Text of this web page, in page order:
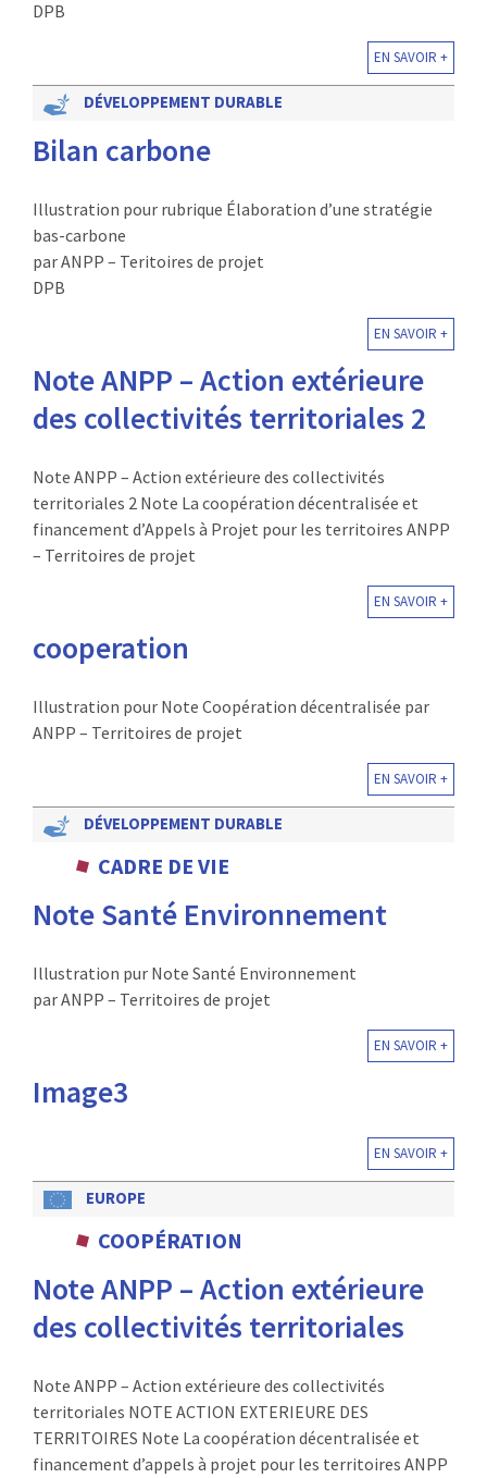
DPB
EN SAVOIR +
DÉVELOPPEMENT DURABLE
Bilan carbone
Illustration pour rubrique Élaboration d’une stratégie
bas-carbone
par ANPP – Teritoires de projet
DPB
EN SAVOIR +
Note ANPP – Action extérieure
des collectivités territoriales 2
Note ANPP – Action extérieure des collectivités
territoriales 2 Note La coopération décentralisée et
financement d’Appels à Projet pour les territoires ANPP
– Territoires de projet
EN SAVOIR +
cooperation
Illustration pour Note Coopération décentralisée par
ANPP – Territoires de projet
EN SAVOIR +
DÉVELOPPEMENT DURABLE
CADRE DE VIE
Note Santé Environnement
Illustration pur Note Santé Environnement
par ANPP – Territoires de projet
EN SAVOIR +
Image3
EN SAVOIR +
EUROPE
COOPÉRATION
Note ANPP – Action extérieure
des collectivités territoriales
Note ANPP – Action extérieure des collectivités
territoriales NOTE ACTION EXTERIEURE DES
TERRITOIRES Note La coopération décentralisée et
financement d’appels à projet pour les territoires ANPP